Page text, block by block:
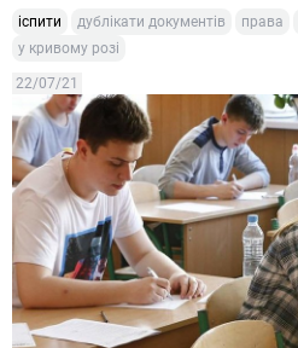
іспити дублікати документів права
у кривому розі
22/07/21